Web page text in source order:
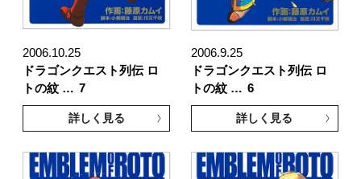
2006.10.25
ドラゴンクエスト列伝 ロ
トの紋 … 7
詳しく見る
2006.9.25
ドラゴンクエスト列伝 ロ
トの紋 … 6
詳しく見る